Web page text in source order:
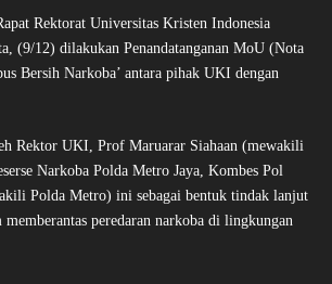
Rektorat Universitas Kristen Indonesia
(9/12) dilakukan Penandatanganan MoU (Nota
Bersih Narkoba’ antara pihak UKI dengan
Rektor UKI, Prof Maruarar Siahaan (mewakili
Narkoba Polda Metro Jaya, Kombes Pol
Polda Metro) ini sebagai bentuk tindak lanjut
peredaran narkoba di lingkungan